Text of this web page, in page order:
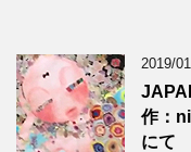
2019/
作：
にて